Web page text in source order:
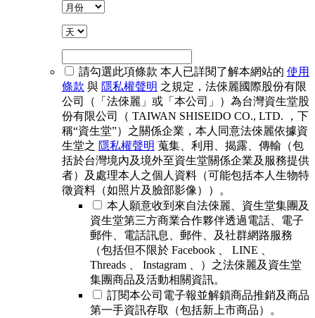
請勾選此項條款 本人已詳閱了解本網站的 使用
條款 與 隱私權聲明 之規定，法倈麗國際股份有限
公司（「法倈麗」或「本公司」）為台灣資生堂股
份有限公司（ TAIWAN SHISEIDO CO., LTD. ，下
稱“資生堂”）之關係企業，本人同意法倈麗依據資
生堂之 隱私權聲明 蒐集、利用、揭露、傳輸（包
括於台灣境內及境外至資生堂關係企業及服務提供
者）及處理本人之個人資料（可能包括本人生物特
徵資料（如照片及臉部影像））。
本人願意收到來自法倈麗、資生堂集團及
資生堂第三方商業合作夥伴透過電話、電子
郵件、電話訊息、郵件、及社群網路服務
（包括但不限於 Facebook 、 LINE 、
Threads 、 Instagram 、）之法倈麗及資生堂
集團商品及活動相關資訊。
訂閱本公司電子報並解鎖商品推銷及商品
第一手資訊存取（包括新上市商品）。